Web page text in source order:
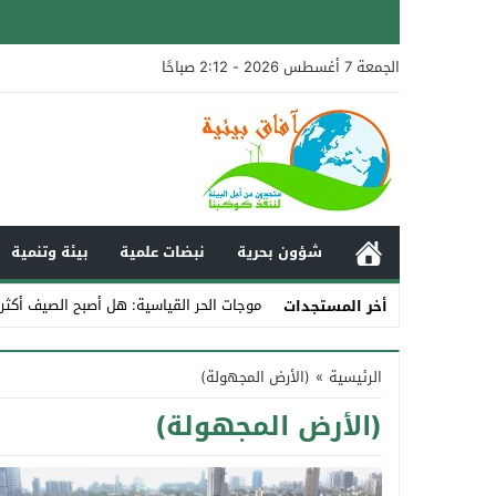
الجمعة 7 أغسطس 2026 - 2:12 صباحًا
شؤون بحرية نبضات علمية
بيئة وتنمية
أخر المستجدات
موجات الحر القياسية: هل أصبح الصيف
Stop
Previous
Next
الرئيسية » (الأرض المجهولة)
(الأرض المجهولة)